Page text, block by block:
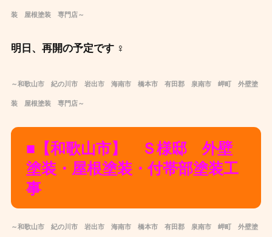
装 屋根塗装 専門店～
明日、再開の予定です ‍♀️
～和歌山市 紀の川市 岩出市 海南市 橋本市 有田郡 泉南市 岬町 外壁塗
装 屋根塗装 専門店～
■【和歌山市】 Ｓ様邸 外壁
塗装・屋根塗装・付帯部塗装工
事
～和歌山市 紀の川市 岩出市 海南市 橋本市 有田郡 泉南市 岬町 外壁塗